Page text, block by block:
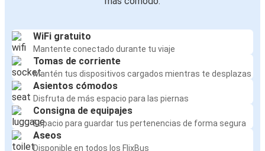
WiFi gratuito
Mantente conectado durante tu viaje
Tomas de corriente
Mantén tus dispositivos cargados mientras te desplazas
Asientos cómodos
Disfruta de más espacio para las piernas
Consigna de equipajes
Espacio para guardar tus pertenencias de forma segura
Aseos
Disponible en todos los FlixBus